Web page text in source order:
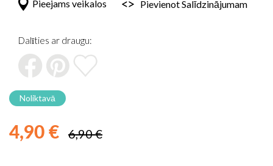
sākumu
Pieejams veikalos Pievienot Salīdzinājumam
Dalīties ar draugu:
Noliktavā
4,90 € 6,90 €